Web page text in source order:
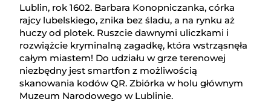
Lublin, rok 1602. Barbara Konopniczanka, córka
rajcy lubelskiego, znika bez śladu, a na rynku aż
huczy od plotek. Ruszcie dawnymi uliczkami i
rozwiążcie kryminalną zagadkę, która wstrząsnęła
całym miastem! Do udziału w grze terenowej
niezbędny jest smartfon z możliwością
skanowania kodów QR. Zbiórka w holu głównym
Muzeum Narodowego w Lublinie.